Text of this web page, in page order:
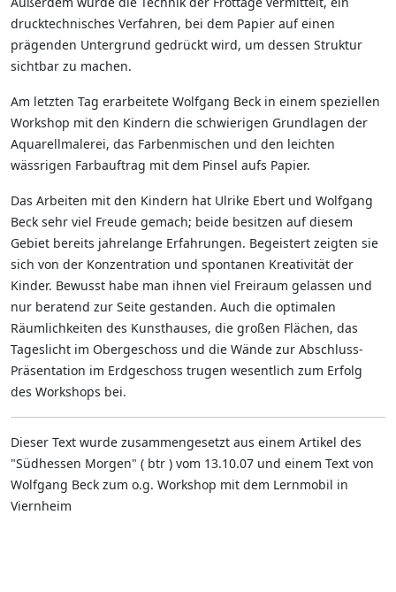
drucktechnisches Verfahren, bei dem Papier auf einen
prägenden Untergrund gedrückt wird, um dessen Struktur
sichtbar zu machen.
Am letzten Tag erarbeitete Wolfgang Beck in einem speziellen
Workshop mit den Kindern die schwierigen Grundlagen der
Aquarellmalerei, das Farbenmischen und den leichten
wässrigen Farbauftrag mit dem Pinsel aufs Papier.
Das Arbeiten mit den Kindern hat Ulrike Ebert und Wolfgang
Beck sehr viel Freude gemach; beide besitzen auf diesem
Gebiet bereits jahrelange Erfahrungen. Begeistert zeigten sie
sich von der Konzentration und spontanen Kreativität der
Kinder. Bewusst habe man ihnen viel Freiraum gelassen und
nur beratend zur Seite gestanden. Auch die optimalen
Räumlichkeiten des Kunsthauses, die großen Flächen, das
Tageslicht im Obergeschoss und die Wände zur Abschluss-
Präsentation im Erdgeschoss trugen wesentlich zum Erfolg
des Workshops bei.
Dieser Text wurde zusammengesetzt aus einem Artikel des
"Südhessen Morgen" ( btr ) vom 13.10.07 und einem Text von
Wolfgang Beck zum o.g. Workshop mit dem Lernmobil in
Viernheim